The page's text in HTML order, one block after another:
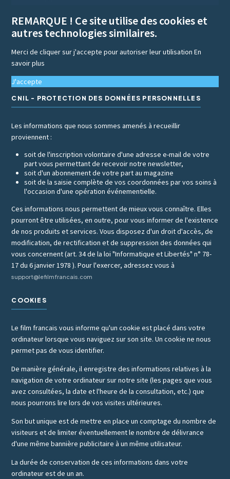
REMARQUE ! Ce site utilise des cookies et
autres technologies similaires.
Merci de cliquer sur j'accepte pour autoriser leur utilisationEn
savoir plus
J'accepte
CNIL - PROTECTION DES DONNÉES PERSONNELLES
Les informations que nous sommes amenés à recueillir
proviennent :
soit de l'inscription volontaire d'une adresse e-mail de votre
part vous permettant de recevoir notre newsletter,
soit d'un abonnement de votre part au magazine
soit de la saisie complète de vos coordonnées par vos soins à
l'occasion d'une opération événementielle.
Ces informations nous permettent de mieux vous connaître. Elles
pourront être utilisées, en outre, pour vous informer de l'existence
de nos produits et services. Vous disposez d'un droit d'accès, de
modification, de rectification et de suppression des données qui
vous concernent (art. 34 de la loi "Informatique et Libertés" n° 78-
17 du 6 janvier 1978 ). Pour l'exercer, adressez vous à
support@lefilmfrancais.com
COOKIES
Le film francais vous informe qu'un cookie est placé dans votre
ordinateur lorsque vous naviguez sur son site. Un cookie ne nous
permet pas de vous identifier.
De manière générale, il enregistre des informations relatives à la
navigation de votre ordinateur sur notre site (les pages que vous
avez consultées, la date et l'heure de la consultation, etc.) que
nous pourrons lire lors de vos visites ultérieures.
Son but unique est de mettre en place un comptage du nombre de
visiteurs et de limiter éventuellement le nombre de délivrance
d'une même bannière publicitaire à un même utilisateur.
La durée de conservation de ces informations dans votre
ordinateur est de un an.